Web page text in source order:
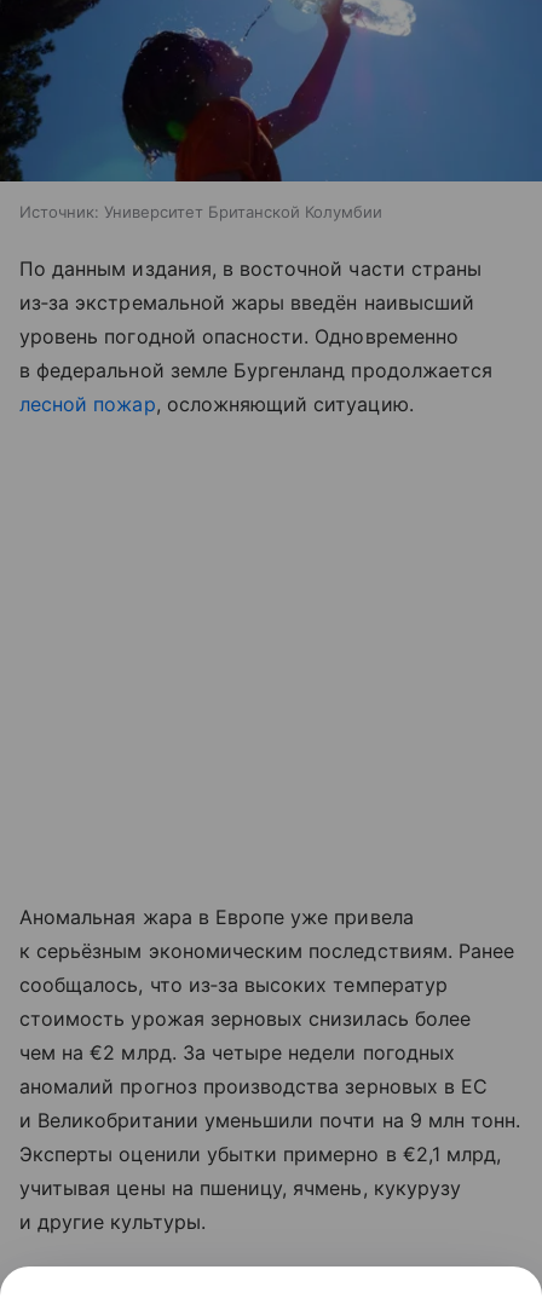
Источник: Университет Британской Колумбии
По данным издания, в восточной части страны
из‑за экстремальной жары введён наивысший
уровень погодной опасности. Одновременно
в федеральной земле Бургенланд продолжается
лесной пожар, осложняющий ситуацию.
Аномальная жара в Европе уже привела
к серьёзным экономическим последствиям. Ранее
сообщалось, что из‑за высоких температур
стоимость урожая зерновых снизилась более
чем на €2 млрд. За четыре недели погодных
аномалий прогноз производства зерновых в ЕС
и Великобритании уменьшили почти на 9 млн тонн.
Эксперты оценили убытки примерно в €2,1 млрд,
учитывая цены на пшеницу, ячмень, кукурузу
и другие культуры.